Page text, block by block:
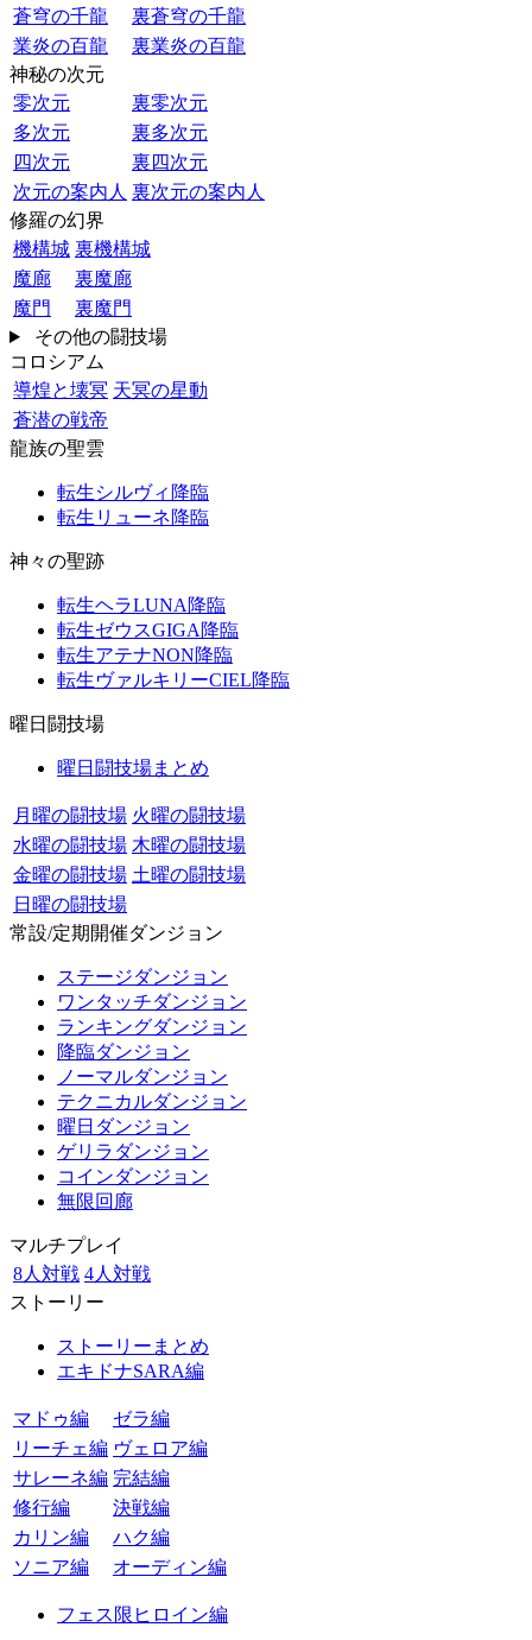
蒼穹の千龍
裏蒼穹の千龍
業炎の百龍
裏業炎の百龍
神秘の次元
零次元
裏零次元
多次元
裏多次元
四次元
裏四次元
次元の案内人 裏次元の案内人
修羅の幻界
機構城 裏機構城
魔廊
裏魔廊
魔門
裏魔門
その他の闘技場
コロシアム
導煌と壊冥 天冥の星動
蒼潜の戦帝
龍族の聖雲
転生シルヴィ降臨
転生リューネ降臨
神々の聖跡
転生ヘラLUNA降臨
転生ゼウスGIGA降臨
転生アテナNON降臨
転生ヴァルキリーCIEL降臨
曜日闘技場
曜日闘技場まとめ
月曜の闘技場 火曜の闘技場
水曜の闘技場 木曜の闘技場
金曜の闘技場 土曜の闘技場
日曜の闘技場
常設/定期開催ダンジョン
ステージダンジョン
ワンタッチダンジョン
ランキングダンジョン
降臨ダンジョン
ノーマルダンジョン
テクニカルダンジョン
曜日ダンジョン
ゲリラダンジョン
コインダンジョン
無限回廊
マルチプレイ
8人対戦 4人対戦
ストーリー
ストーリーまとめ
エキドナSARA編
マドゥ編
ゼラ編
リーチェ編 ヴェロア編
サレーネ編 完結編
修行編
決戦編
カリン編
ハク編
ソニア編
オーディン編
フェス限ヒロイン編